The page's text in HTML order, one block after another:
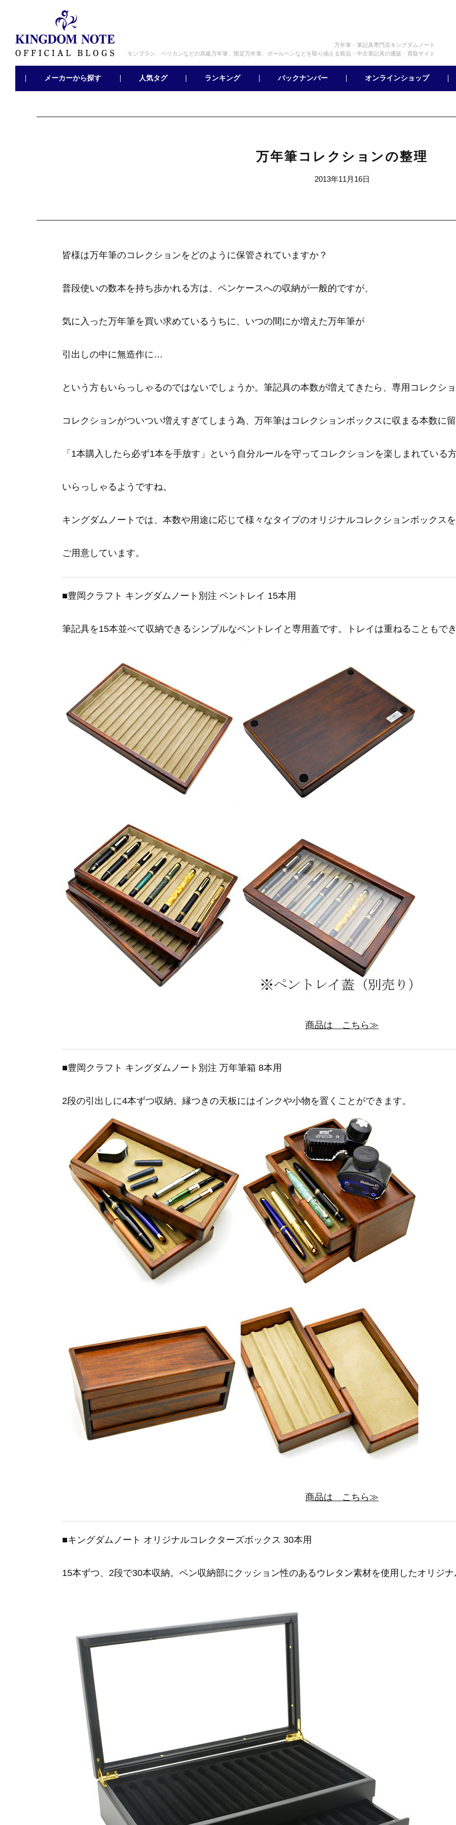
万年筆・筆記具専門店キングダムノート
モンブラン、ペリカンなどの高級万年筆、限定万年筆、ボールペンなどを取り揃える新品・中古筆記具の通販・買取サイト
メーカーから探す 人気タグ ランキング バックナンバー オンラインショップ
万年筆コレクションの整理
2013年11月16日
皆様は万年筆のコレクションをどのように保管されていますか？
普段使いの数本を持ち歩かれる方は、ペンケースへの収納が一般的ですが、
気に入った万年筆を買い求めているうちに、いつの間にか増えた万年筆が
引出しの中に無造作に…
という方もいらっしゃるのではないでしょうか。 筆記具の本数が増えてきたら、専用コレクシ
コレクションがついつい増えすぎてしまう為、万年筆はコレクションボックスに収まる本数に
「1本購入したら必ず1本を手放す」という自分ルールを守ってコレクションを楽しまれている
いらっしゃるようですね。
キングダムノートでは、本数や用途に応じて様々なタイプのオリジナルコレクションボックスを
ご用意しています。
■豊岡クラフト キングダムノート別注 ペントレイ 15本用
筆記具を15本並べて収納できるシンプルなペントレイと専用蓋です。トレイは重ねることもで
商品は こちら≫
■豊岡クラフト キングダムノート別注 万年筆箱 8本用
2段の引出しに4本ずつ収納。縁つきの天板にはインクや小物を置くことができます。
商品は こちら≫
■キングダムノート オリジナルコレクターズボックス 30本用
15本ずつ、2段で30本収納。ペン収納部にクッション性のあるウレタン素材を使用したオリジ